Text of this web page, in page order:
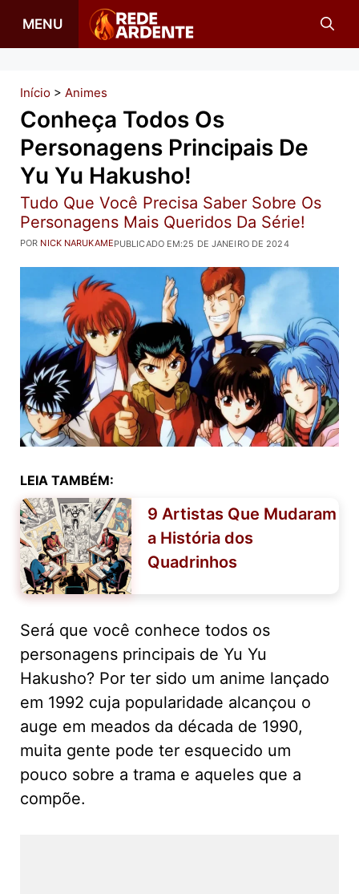
para
conteúdo
MENU
Início > Animes
Conheça Todos Os
Personagens Principais De
Yu Yu Hakusho!
Tudo Que Você Precisa Saber Sobre Os
Personagens Mais Queridos Da Série!
PUBLICADO EM:25 DE JANEIRO DE 2024
POR NICK NARUKAME
LEIA TAMBÉM:
9 Artistas Que Mudaram
a História dos
Quadrinhos
Será que você conhece todos os
personagens principais de Yu Yu
Hakusho? Por ter sido um anime lançado
em 1992 cuja popularidade alcançou o
auge em meados da década de 1990,
muita gente pode ter esquecido um
pouco sobre a trama e aqueles que a
compõe.